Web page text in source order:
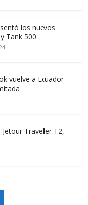
los nuevos
Tank 500
vuelve a Ecuador
Jetour Traveller T2,